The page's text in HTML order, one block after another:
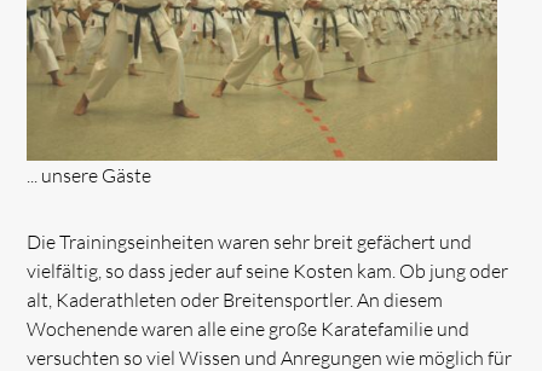
... unsere Gäste
Die Trainingseinheiten waren sehr breit gefächert und
vielfältig, so dass jeder auf seine Kosten kam. Ob jung oder
alt, Kaderathleten oder Breitensportler. An diesem
Wochenende waren alle eine große Karatefamilie und
versuchten so viel Wissen und Anregungen wie möglich für